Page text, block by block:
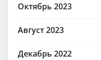
Октябрь 2023
Август 2023
Декабрь 2022